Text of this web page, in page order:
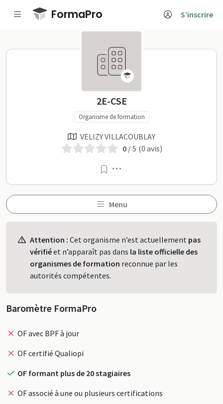
Passer au contenu principal
FormaPro S’inscrire
2E-CSE sur FormaPro
2E-CSE
Organisme de formation
VELIZY VILLACOUBLAY
0/ 5 (0 avis)
Menu
Attention : Cet organisme n’est actuellement pas
vérifiéet n’apparaît pas dans la liste officielle des
organismes de formation reconnue par les
autorités compétentes.
Baromètre FormaPro
OF avec BPF à jour
OF certifié Qualiopi
OF formant plus de 20 stagiaires
OF associé à une ou plusieurs certifications